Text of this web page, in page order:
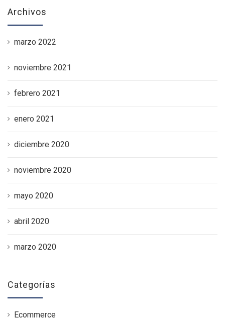
Archivos
marzo 2022
noviembre 2021
febrero 2021
enero 2021
diciembre 2020
noviembre 2020
mayo 2020
abril 2020
marzo 2020
Categorías
Ecommerce